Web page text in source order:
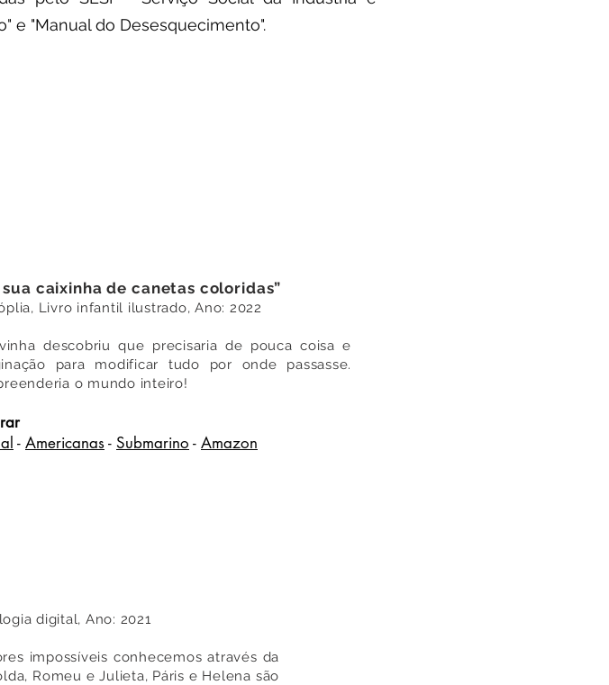
e "Manual do Desesquecimento".
sua caixinha de canetas coloridas”
Livro infantil ilustrado, Ano: 2022
descobriu que precisaria de pouca coisa e
para modificar tudo por onde passasse.
o mundo inteiro!
- Americanas- Submarino - Amazon
digital, Ano: 2021
impossíveis conhecemos através da
Romeu e Julieta, Páris e Helena são